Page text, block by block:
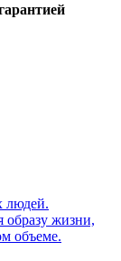
людей.
образу жизни,
объеме.